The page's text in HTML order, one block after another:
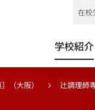
学校紹介
在校
（大阪） 辻調理師